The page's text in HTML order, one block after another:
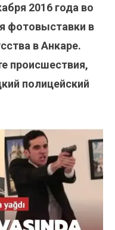
2016 года во
фотовыставки в
в Анкаре.
происшествия,
полицейский